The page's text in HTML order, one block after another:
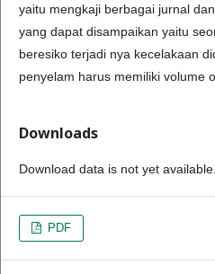
yaitu mengkaji berbagai jurnal
yang dapat disampaikan yaitu
beresiko terjadi nya kecelakaan
penyelam harus memiliki volume
Downloads
Download data is not yet available.
PDF